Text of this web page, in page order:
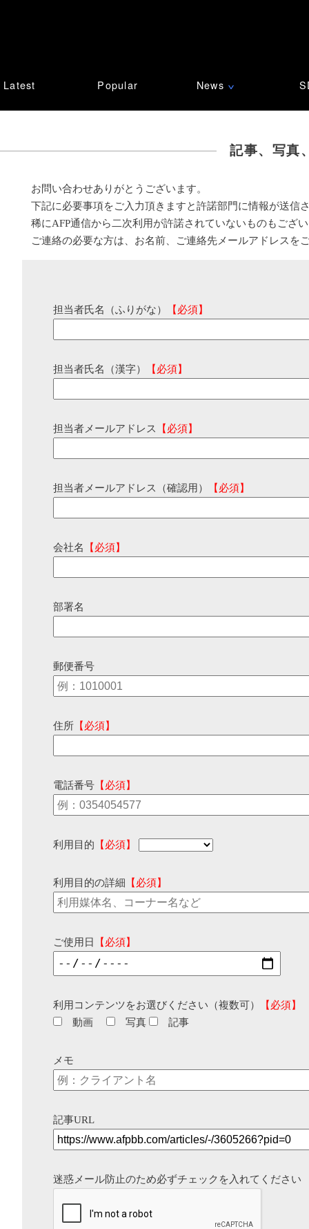
Latest Popular News ∨
記事、写真
お問い合わせありがとうございます。
下記に必要事項をご入力頂きますと許諾部門に情報が送信
稀にAFP通信から二次利用が許諾されていないものもござ
ご連絡の必要な方は、お名前、ご連絡先メールアドレスを
担当者氏名（ふりがな） 【必須】
担当者氏名（漢字） 【必須】
担当者メールアドレス 【必須】
担当者メールアドレス（確認用） 【必須】
会社名 【必須】
部署名
郵便番号
住所 【必須】
電話番号 【必須】
利用目的 【必須】
利用目的の詳細 【必須】
ご使用日 【必須】
利用コンテンツをお選びください（複数可）
【必須】
動画
写真 記事
メモ
記事URL
迷惑メール防止のため必ずチェックを入れてください